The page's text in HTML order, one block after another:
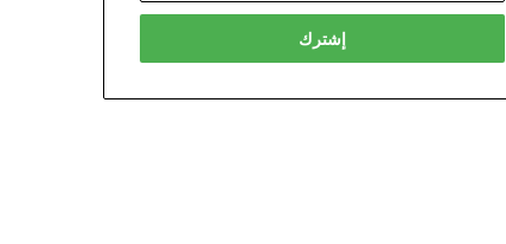
الإلكتروني